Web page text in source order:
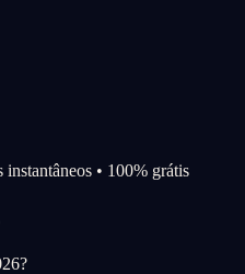
instantâneos • 100% grátis